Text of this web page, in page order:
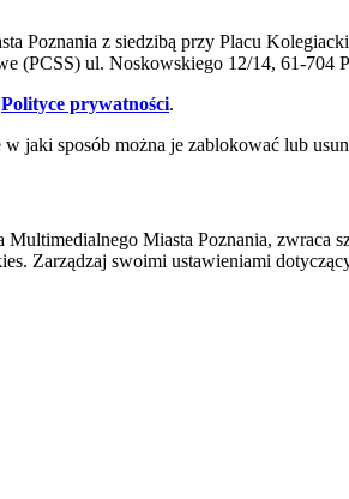
Poznania z siedzibą przy Placu
(PCSS) ul. Noskowskiego 12/14, 61-704
Polityce prywatności.
jaki sposób można je zablokować lub
Miasta Poznania, zwraca
Zarządzaj swoimi ustawieniami